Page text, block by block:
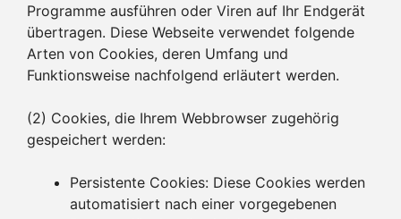
Programme ausführen oder Viren auf Ihr Endgerät
übertragen. Diese Webseite verwendet folgende
Arten von Cookies, deren Umfang und
Funktionsweise nachfolgend erläutert werden.
(2) Cookies, die Ihrem Webbrowser zugehörig
gespeichert werden:
Persistente Cookies: Diese Cookies werden
automatisiert nach einer vorgegebenen